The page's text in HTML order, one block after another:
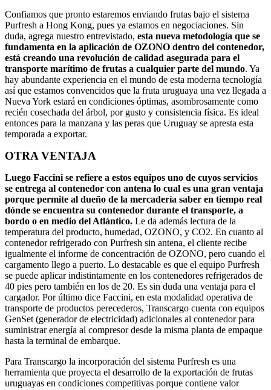
Confiamos que pronto estaremos enviando frutas bajo el sistema
Purfresh a Hong Kong, pues ya estamos en negociaciones. Sin
duda, agrega nuestro entrevistado, esta nueva metodología que se
fundamenta en la aplicación de OZONO dentro del contenedor,
está creando una revolución de calidad asegurada para el
transporte marítimo de frutas a cualquier parte del mundo. Ya
hay abundante experiencia en el mundo de esta moderna tecnología
así que estamos convencidos que la fruta uruguaya una vez llegada a
Nueva York estará en condiciones óptimas, asombrosamente como
recién cosechada del árbol, por gusto y consistencia física. Es ideal
entonces para la manzana y las peras que Uruguay se apresta esta
temporada a exportar.
OTRA VENTAJA
Luego Faccini se refiere a estos equipos uno de cuyos servicios
se entrega al contenedor con antena lo cual es una gran ventaja
porque permite al dueño de la mercadería saber en tiempo real
dónde se encuentra su contenedor durante el transporte, a
bordo o en medio del Atlántico. Le da además lectura de la
temperatura del producto, humedad, OZONO, y CO2. En cuanto al
contenedor refrigerado con Purfresh sin antena, el cliente recibe
igualmente el informe de concentración de OZONO, pero cuando el
cargamento llego a puerto. Lo destacable es que el equipo Purfresh
se puede aplicar indistintamente en los contenedores refrigerados de
40 pies pero también en los de 20. Es sin duda una ventaja para el
cargador. Por último dice Faccini, en esta modalidad operativa de
transporte de productos perecederos, Transcargo cuenta con equipos
GenSet (generador de electricidad) adicionales al contenedor para
suministrar energía al compresor desde la misma planta de empaque
hasta la terminal de embarque.
Para Transcargo la incorporación del sistema Purfresh es una
herramienta que proyecta el desarrollo de la exportación de frutas
uruguayas en condiciones competitivas porque contiene valor